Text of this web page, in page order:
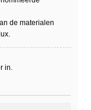
de materialen
in.